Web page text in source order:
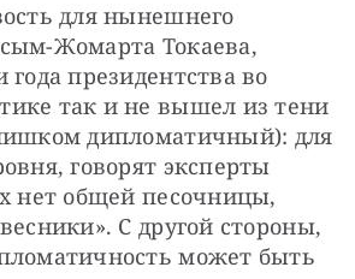
для нынешнего
Жомарта Токаева,
президентства во
так и не вышел из тени
дипломатичный): для
говорят эксперты
нет общей песочницы,
С другой стороны,
может быть